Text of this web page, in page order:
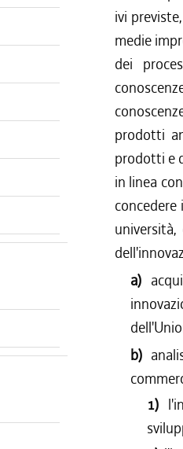
dal 13/
dal 13/
dal 01/
dal 13/
dal 01/
dal 11/
dal 23/
dal 26/
ivi
medie
dei
prodotti
prodotti e
in linea
a)
b)
1)